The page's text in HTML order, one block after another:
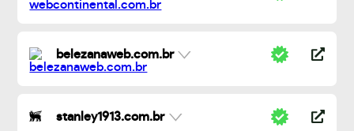
belezanaweb.com.br
stanley1913.com.br